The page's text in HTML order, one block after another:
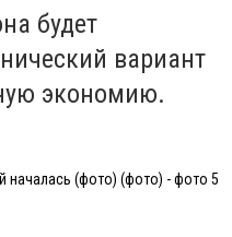
будет
вариант
экономию.
началась (фото) (фото) - фото 5